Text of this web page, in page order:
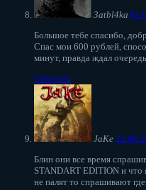
3atbl4ka
Большое тебе спасибо,
Спас мои 600 рублей,
минут, правда ждал
Ответить
JaKe
Блин они все время
STANDART EDITION и что
не палят то спрашивают